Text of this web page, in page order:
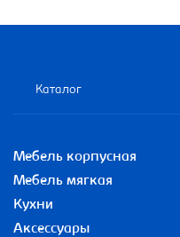
Каталог
Мебель корпусная
Мебель мягкая
Кухни
Аксессуары